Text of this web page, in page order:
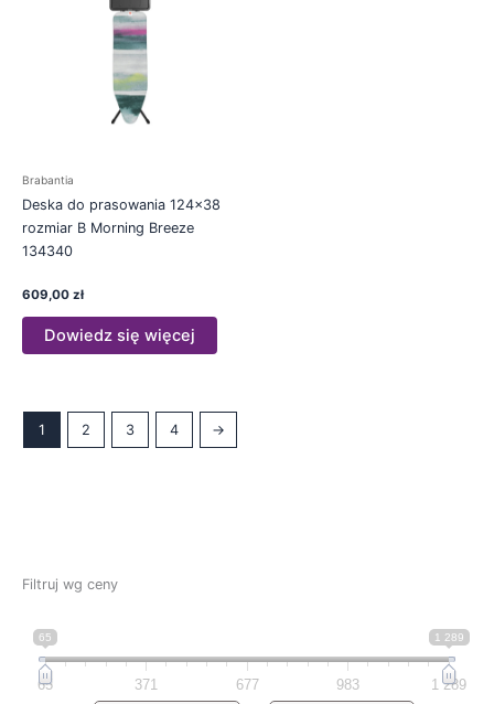
Filtruj wg ceny
65 1 289
65 371 677 983 1 289
Brabantia
Deska do prasowania 124×38
rozmiar B Morning Breeze
134340
609,00 zł
Dowiedz się więcej
1 2 3 4 →